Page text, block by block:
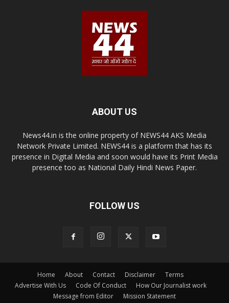
ABOUT US
News44.in is the online property of NEWS44 AKS Media
Network Private Limited. NEWS44 is a platform that has its
presence in Digital Media and soon would have its Print Media
presence too as National Daily Hindi News Paper.
FOLLOW US
Home About Contact Disclaimer
Terms
Advertise With Us
Code Of Conduct
How Our Journalist work
Message from Editor
Mission Statement